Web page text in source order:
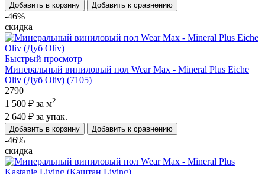
Добавить в корзину Добавить к сравнению
-46%
скидка
Быстрый просмотр
Минеральный виниловый пол Wear Max - Mineral Plus Eiche
Oliv (Дуб Oliv) (7105)
2790
1 500 ₽ за м2
2 640 ₽ за упак.
Добавить в корзину Добавить к сравнению
-46%
скидка